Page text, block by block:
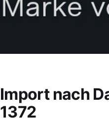
Import nach
1372